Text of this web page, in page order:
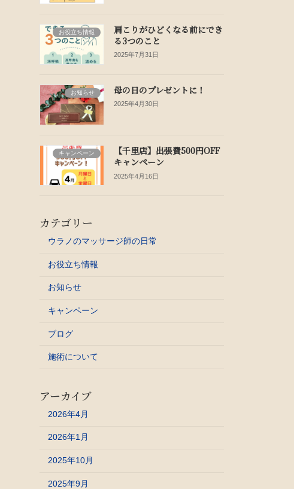
お役立ち情報
肩こりがひどくなる前にでき
る3つのこと
2025年7月31日
お知らせ 母の日のプレゼントに！
2025年4月30日
キャンペーン
【千里店】出張費500円OFF
キャンペーン
2025年4月16日
カテゴリー
ウラノのマッサージ師の日常
お役立ち情報
お知らせ
キャンペーン
ブログ
施術について
アーカイブ
2026年4月
2026年1月
2025年10月
2025年9月